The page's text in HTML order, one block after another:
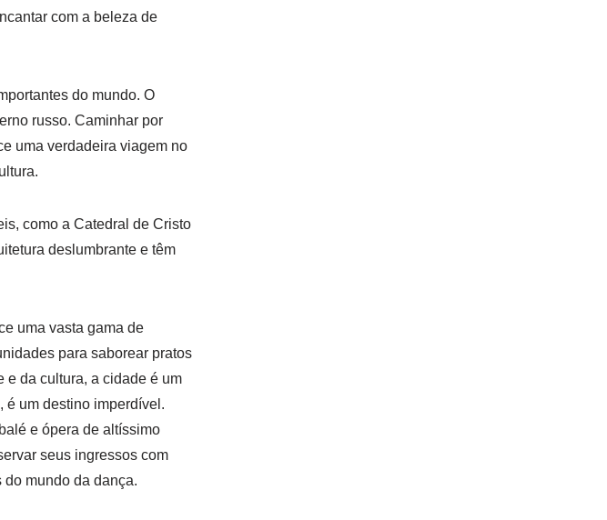
com a beleza de
do mundo. O
russo. Caminhar por
uma verdadeira viagem no
como a Catedral de Cristo
deslumbrante e têm
uma vasta gama de
para saborear pratos
e da cultura, a cidade é um
é um destino imperdível.
e ópera de altíssimo
seus ingressos com
mundo da dança.